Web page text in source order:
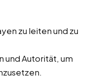
zu leiten und zu
und Autorität, um